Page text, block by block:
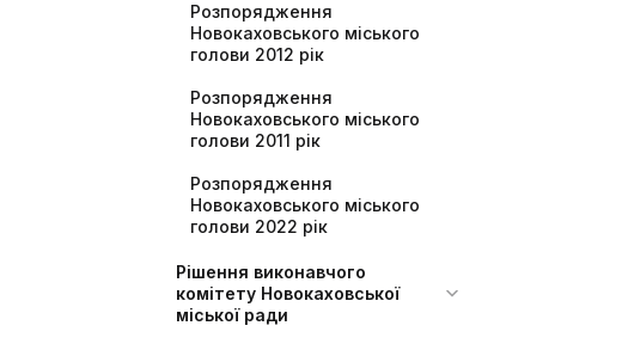
Розпорядження
Новокаховського міського
голови 2012 рік
Розпорядження
Новокаховського міського
голови 2011 рік
Розпорядження
Новокаховського міського
голови 2022 рік
Рішення виконавчого
комітету Новокаховської
міської ради